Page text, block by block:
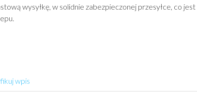
wysyłkę, w solidnie zabezpieczonej przesyłce, co jest
wpis